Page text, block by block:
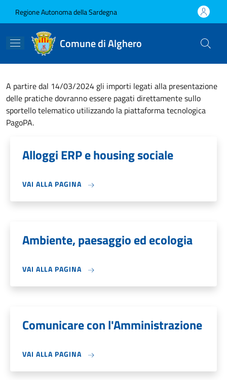
Regione Autonoma della Sardegna
Comune di Alghero
A partire dal 14/03/2024 gli importi legati alla presentazione
delle pratiche dovranno essere pagati direttamente sullo
sportello telematico utilizzando la piattaforma tecnologica
PagoPA.
Alloggi ERP e housing sociale
VAI ALLA PAGINA
Ambiente, paesaggio ed ecologia
VAI ALLA PAGINA
Comunicare con l'Amministrazione
VAI ALLA PAGINA